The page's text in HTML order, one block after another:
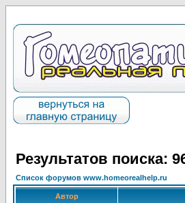
Результатов поиска:
Список форумов www.homeorealhelp.ru
Автор